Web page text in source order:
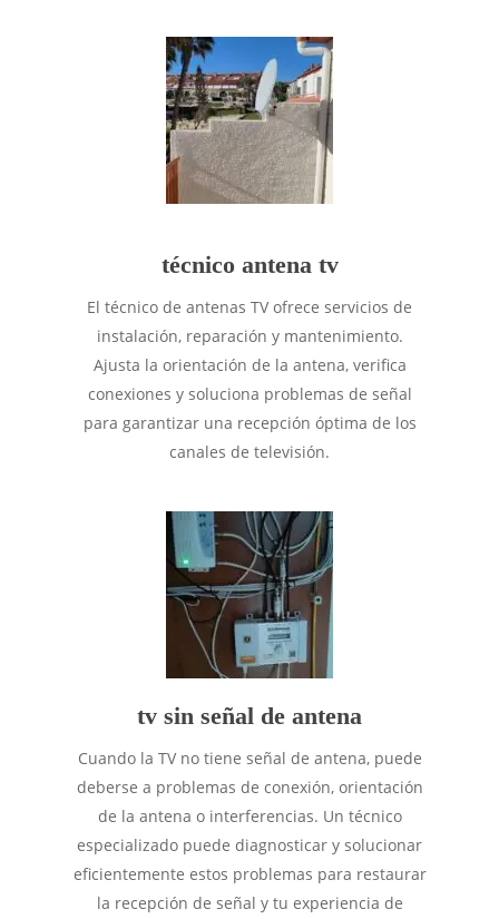
técnico antena tv
El técnico de antenas TV ofrece servicios de
instalación, reparación y mantenimiento.
Ajusta la orientación de la antena, verifica
conexiones y soluciona problemas de señal
para garantizar una recepción óptima de los
canales de televisión.
tv sin señal de antena
Cuando la TV no tiene señal de antena, puede
deberse a problemas de conexión, orientación
de la antena o interferencias. Un técnico
especializado puede diagnosticar y solucionar
eficientemente estos problemas para restaurar
la recepción de señal y tu experiencia de